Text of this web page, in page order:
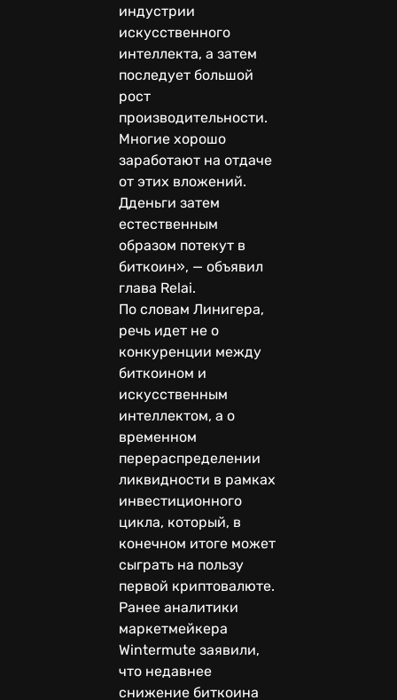
индустрии
искусственного
интеллекта, а затем
последует большой
рост
производительности.
Многие хорошо
заработают на отдаче
от этих вложений.
Дденьги затем
естественным
образом потекут в
биткоин», — объявил
глава Relai.
По словам Линигера,
речь идет не о
конкуренции между
биткоином и
искусственным
интеллектом, а о
временном
перераспределении
ликвидности в рамках
инвестиционного
цикла, который, в
конечном итоге может
сыграть на пользу
первой криптовалюте.
Ранее аналитики
маркетмейкера
Wintermute заявили,
что недавнее
снижение биткоина